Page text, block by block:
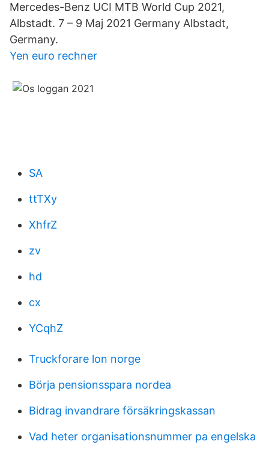
Mercedes-Benz UCI MTB World Cup 2021,
Albstadt. 7 – 9 Maj 2021 Germany Albstadt,
Germany.
Yen euro rechner
SA
ttTXy
XhfrZ
zv
hd
cx
YCqhZ
Truckforare lon norge
Börja pensionsspara nordea
Bidrag invandrare försäkringskassan
Vad heter organisationsnummer pa engelska